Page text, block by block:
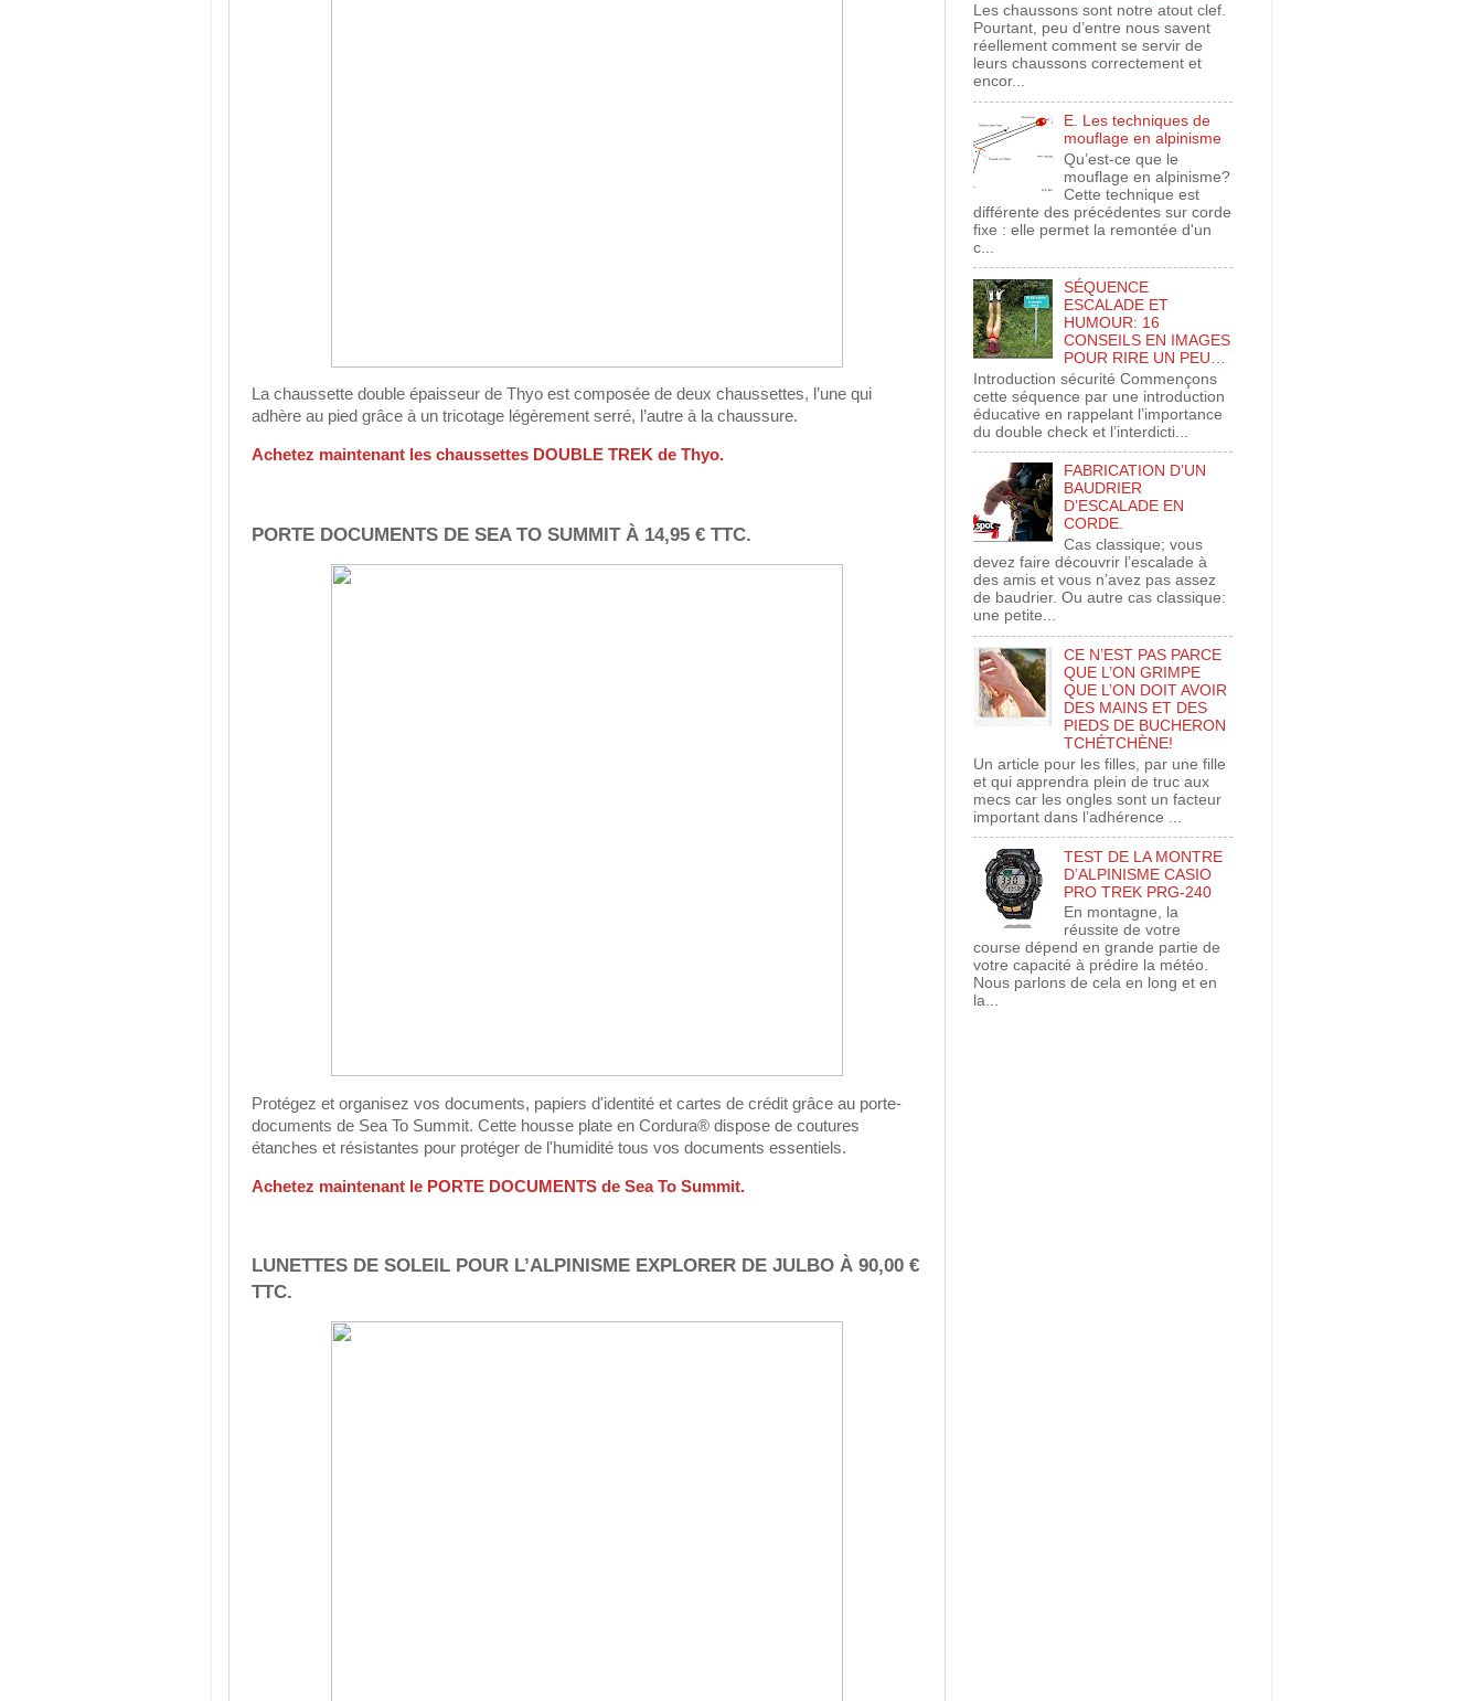
La chaussette double épaisseur de Thyo est composée de deux chaussettes, l’une qui
adhère au pied grâce à un tricotage légèrement serré, l’autre à la chaussure.
Achetez maintenant les chaussettes DOUBLE TREK de Thyo.
PORTE DOCUMENTS DE SEA TO SUMMIT À 14,95 € TTC.
Protégez et organisez vos documents, papiers d'identité et cartes de crédit grâce au porte-
documents de Sea To Summit. Cette housse plate en Cordura® dispose de coutures
étanches et résistantes pour protéger de l'humidité tous vos documents essentiels.
Achetez maintenant le PORTE DOCUMENTS de Sea To Summit.
LUNETTES DE SOLEIL POUR L’ALPINISME EXPLORER DE JULBO À 90,00 €
TTC.
Les chaussons sont notre atout clef.
Pourtant, peu d’entre nous savent
réellement comment se servir de
leurs chaussons correctement et
encor...
E. Les techniques de
mouflage en alpinisme
Qu’est-ce que le
mouflage en alpinisme?
Cette technique est
différente des précédentes sur corde
fixe : elle permet la remontée d'un
c...
SÉQUENCE
ESCALADE ET
HUMOUR: 16
CONSEILS EN IMAGES
POUR RIRE UN PEU…
Introduction sécurité Commençons
cette séquence par une introduction
éducative en rappelant l’importance
du double check et l’interdicti...
FABRICATION D’UN
BAUDRIER
D’ESCALADE EN
CORDE.
Cas classique; vous
devez faire découvrir l’escalade à
des amis et vous n’avez pas assez
de baudrier. Ou autre cas classique:
une petite...
CE N’EST PAS PARCE
QUE L’ON GRIMPE
QUE L’ON DOIT AVOIR
DES MAINS ET DES
PIEDS DE BUCHERON
TCHÉTCHÈNE!
Un article pour les filles, par une fille
et qui apprendra plein de truc aux
mecs car les ongles sont un facteur
important dans l’adhérence ...
TEST DE LA MONTRE
D’ALPINISME CASIO
PRO TREK PRG-240
En montagne, la
réussite de votre
course dépend en grande partie de
votre capacité à prédire la météo.
Nous parlons de cela en long et en
la...